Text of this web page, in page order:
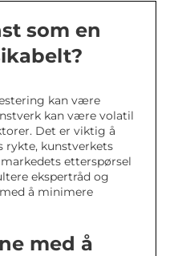
som en
kan være
kan være volatil
Det er viktig å
rykte, kunstverkets
etterspørsel
ekspertråd og
å minimere
med å